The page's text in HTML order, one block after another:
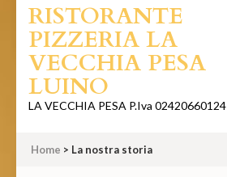
RISTORANTE
PIZZERIA LA
VECCHIA PESA
LUINO
LA VECCHIA PESA P.Iva 02420660124
Home > La nostra storia